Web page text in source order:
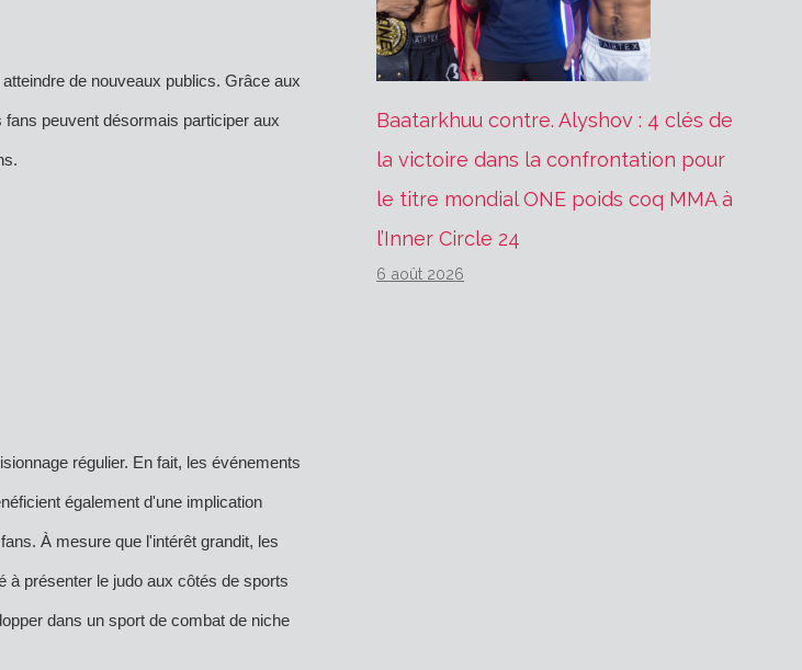
de nouveaux publics. Grâce aux
peuvent désormais participer aux
régulier. En fait, les événements
également d'une implication
À mesure que l'intérêt grandit, les
à présenter le judo aux côtés de sports
dans un sport de combat de niche
Baatarkhuu contre. Alyshov : 4 clés de
la victoire dans la confrontation pour
le titre mondial ONE poids coq MMA à
l’Inner Circle 24
6 août 2026